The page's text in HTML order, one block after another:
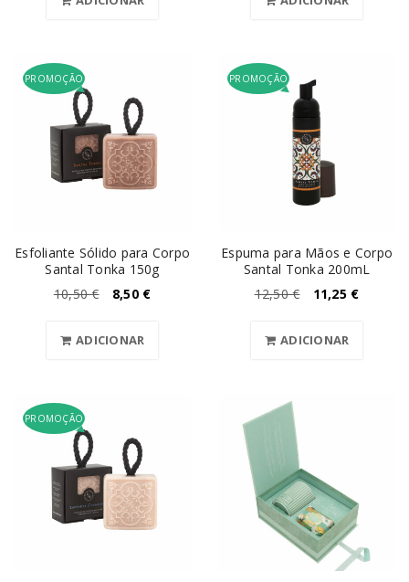
PROMOÇÃO
Esfoliante Sólido para Corpo
Santal Tonka 150g
10,50€ 8,50 €
ADICIONAR
PROMOÇÃO
Espuma para Mãos e Corpo
Santal Tonka 200mL
12,50€ 11,25 €
ADICIONAR
PROMOÇÃO